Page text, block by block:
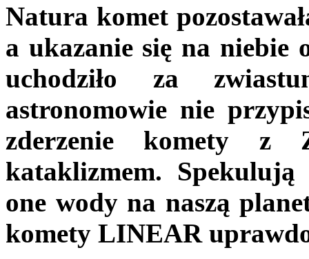
Natura komet
a ukazanie się na niebie
uchodziło za
astronomowie nie
zderzenie komety z
kataklizmem.
one wody na naszą
komety LINEAR